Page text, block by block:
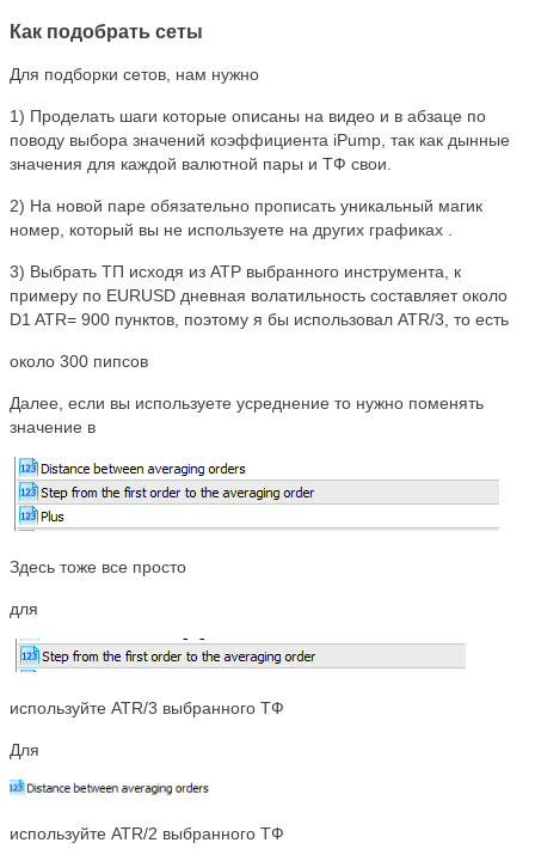
Как подобрать сеты
Для подборки сетов, нам нужно
1) Проделать шаги которые описаны на видео и в абзаце по
поводу выбора значений коэффициента iPump, так как дынные
значения для каждой валютной пары и ТФ свои.
2) На новой паре обязательно прописать уникальный магик
номер, который вы не используете на других графиках .
3) Выбрать ТП исходя из АТР выбранного инструмента, к
примеру по EURUSD дневная волатильность составляет около
D1 ATR= 900 пунктов, поэтому я бы использовал ATR/3, то есть
около 300 пипсов
Далее, если вы используете усреднение то нужно поменять
значение в
Здесь тоже все просто
для
используйте ATR/3 выбранного ТФ
Для
используйте ATR/2 выбранного ТФ